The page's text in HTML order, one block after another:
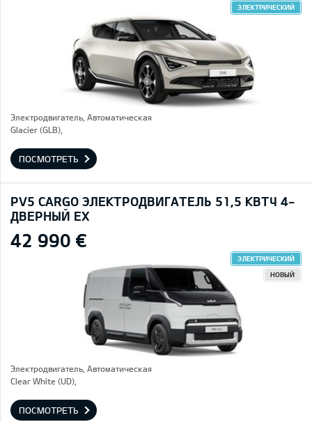
ЭЛЕКТРИЧЕСКИЙ
Электродвигатель, Автоматическая
Glacier (GLB),
ПОСМОТРЕТЬ
PV5 CARGO ЭЛЕКТРОДВИГАТЕЛЬ 51,5 КВТЧ 4-
ДВЕРНЫЙ EX
42 990 €
ЭЛЕКТРИЧЕСКИЙ
НОВЫЙ
Электродвигатель, Автоматическая
Clear White (UD),
ПОСМОТРЕТЬ